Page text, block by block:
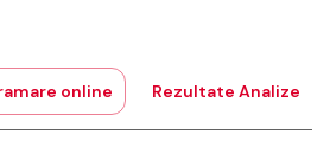
online Rezultate Analize